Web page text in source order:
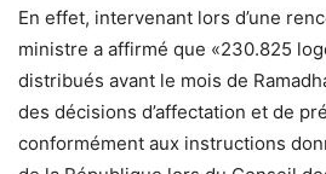
En effet, intervenant lors d’une
ministre a affirmé que «230.825
distribués avant le mois de
des décisions d’affectation et de
conformément aux instructions